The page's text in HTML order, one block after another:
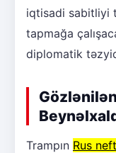
iqtisadi sabitliyi
tapmağa
diplomatik
Trampın Rus